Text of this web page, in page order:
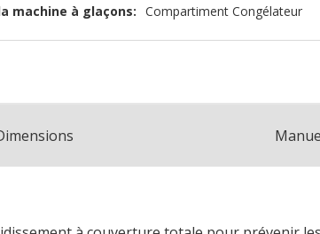
machine à glaçons: Compartiment Congélateur